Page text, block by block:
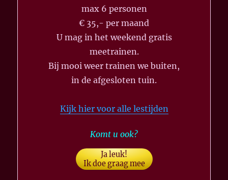
max 6 personen
€ 35,- per maand
U mag in het weekend gratis
meetrainen.
Bij mooi weer trainen we buiten,
in de afgesloten tuin.
Kijk hier voor alle lestijden
Komt u ook?
Ja leuk!
Ik doe graag mee